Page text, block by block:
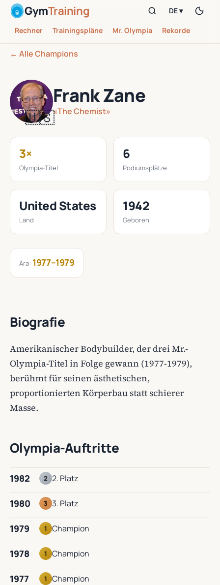
GymTraining
Rechner Trainingspläne Mr. Olympia Rekorde
DE ▾
← Alle Champions
🇺🇸
Frank Zane
«The Chemist»
3×
Olympia-Titel
6
Podiumsplätze
United States
Land
1942
Geboren
Ära: 1977–1979
Biografie
Amerikanischer Bodybuilder, der drei Mr.-
Olympia-Titel in Folge gewann (1977-1979),
berühmt für seinen ästhetischen,
proportionierten Körperbau statt schierer
Masse.
Olympia-Auftritte
1982 2 2. Platz
1980 3 3. Platz
1979 1 Champion
1978 1 Champion
1977 1 Champion